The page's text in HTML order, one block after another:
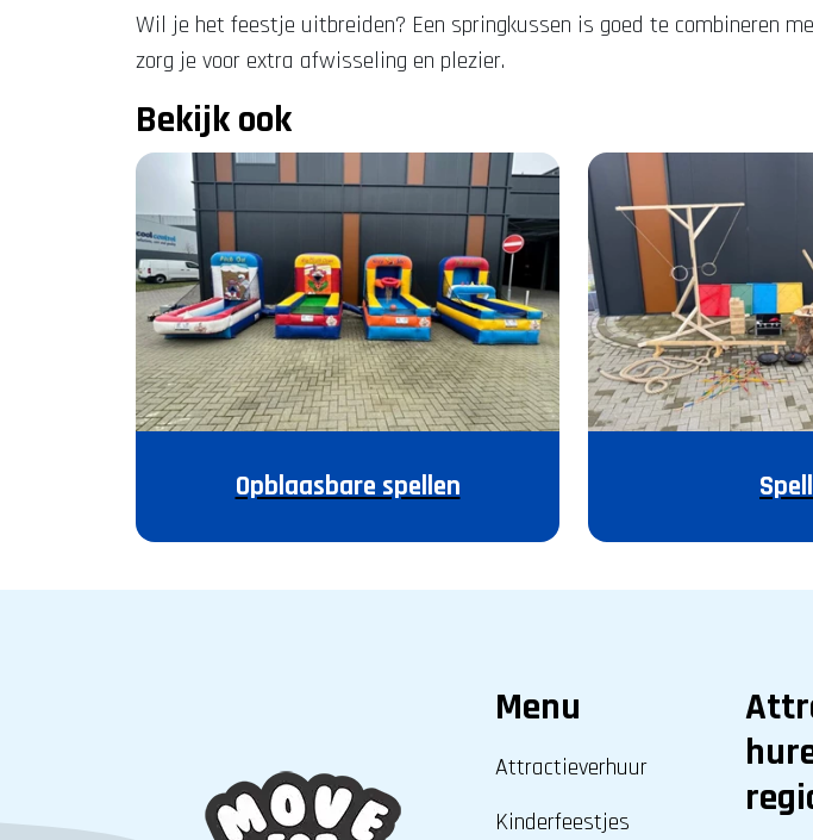
Wil je het feestje uitbreiden? Een springkussen is goed te combineren
zorg je voor extra afwisseling en plezier.
Bekijk ook
Opblaasbare spellen
Menu
Attractieverhuur
Kinderfeestjes